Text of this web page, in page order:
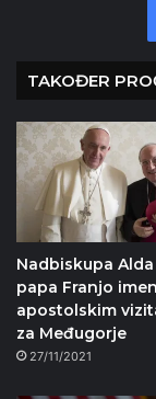
TAKOĐER
Nadbiskupa Alda
papa Franjo
apostolskim
za Međugorje
27/11/2021